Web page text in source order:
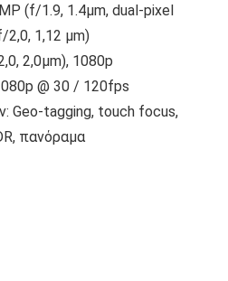
(f/1.9, 1.4µm, dual-pixel
2,0, 1,12 μm)
2,0μm), 1080p
@ 30 / 120fps
Geo-tagging, touch focus,
πανόραμα